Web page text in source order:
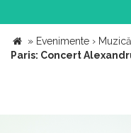
» Evenimente › Muzică
Paris: Concert